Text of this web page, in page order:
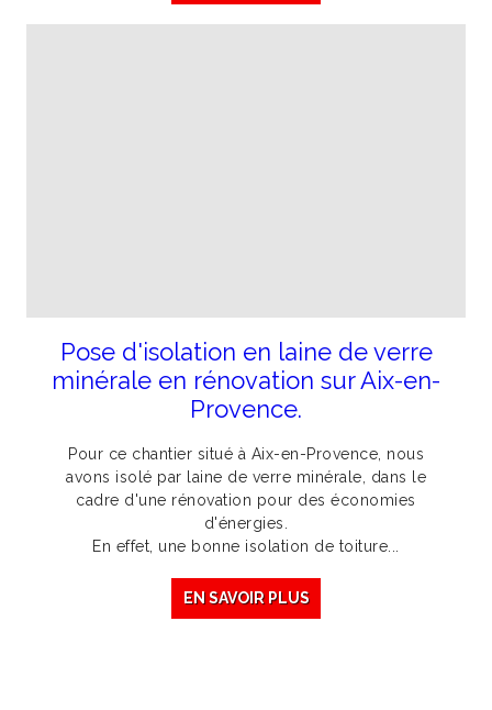
Pose d'isolation en laine de verre
minérale en rénovation sur Aix-en-
Provence.
Pour ce chantier situé à Aix-en-Provence, nous
avons isolé par laine de verre minérale, dans le
cadre d'une rénovation pour des économies
d'énergies.
En effet, une bonne isolation de toiture...
EN SAVOIR PLUS